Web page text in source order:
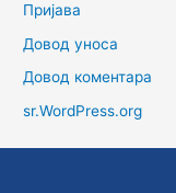
Пријава
Довод уноса
Довод коментара
sr.WordPress.org